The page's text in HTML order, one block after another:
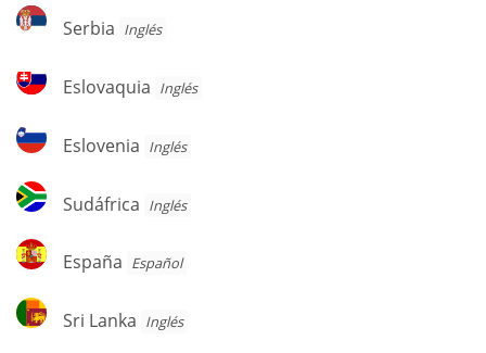
Serbia
Serbia Inglés
Eslovaquia
Eslovaquia Inglés
Eslovenia
Eslovenia Inglés
Sudáfrica
Sudáfrica Inglés
España
España Español
Sri
Lanka
Sri Lanka Inglés